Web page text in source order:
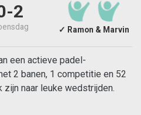
2
✓ Ramon & Marvin
een actieve padel-
2 banen, 1 competitie en 52
naar leuke wedstrijden.